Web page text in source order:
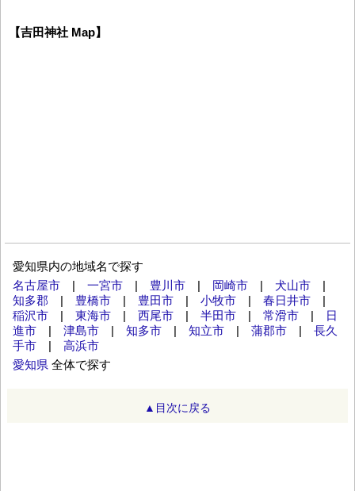
【吉田神社 Map】
愛知県内の地域名で探す
名古屋市
一宮市 豊川市 岡崎市 犬山市
知多郡
豊橋市 豊田市 小牧市 春日井市
稲沢市
東海市 西尾市 半田市 常滑市
日
進市
津島市 知多市 知立市 蒲郡市
長久
手市
高浜市
愛知県 全体で探す
▲目次に戻る